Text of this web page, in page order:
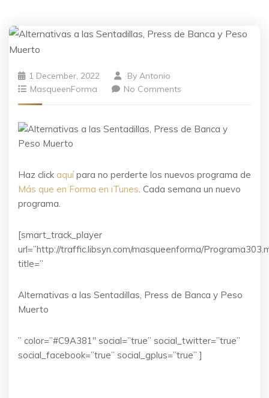
1 December, 2022 By Antonio
MasqueenForma
No Comments
Haz click aquípara no perderte los nuevos programa de
Más que en Forma en iTunes. Cada semana un nuevo
programa.
[smart_track_player
url=”http://traffic.libsyn.com/masqueenforma/
title=”
Alternativas a las Sentadillas, Press de Banca y Peso
Muerto
” color=”#C9A381″ social=”true” social_twitter=”true”
social_facebook=”true” social_gplus=”true” ]